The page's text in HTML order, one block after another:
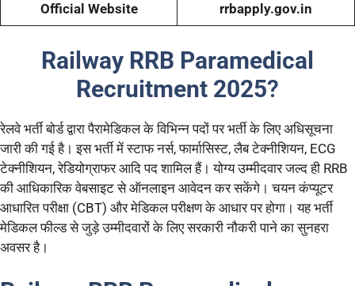
Official Website rrbapply.gov.in
Railway RRB Paramedical
Recruitment 2025?
रेलवे भर्ती बोर्ड द्वारा पैरामेडिकल के विभिन्न पदों पर भर्ती के लिए अधिसूचना
जारी की गई है। इस भर्ती में स्टाफ नर्स, फार्मासिस्ट, लैब टेक्नीशियन, ECG
टेक्नीशियन, रेडियोग्राफर आदि पद शामिल हैं। योग्य उम्मीदवार जल्द ही RRB
की आधिकारिक वेबसाइट से ऑनलाइन आवेदन कर सकेंगे। चयन कंप्यूटर
आधारित परीक्षा (CBT) और मेडिकल परीक्षण के आधार पर होगा। यह भर्ती
मेडिकल फील्ड से जुड़े उम्मीदवारों के लिए सरकारी नौकरी पाने का सुनहरा
अवसर है।